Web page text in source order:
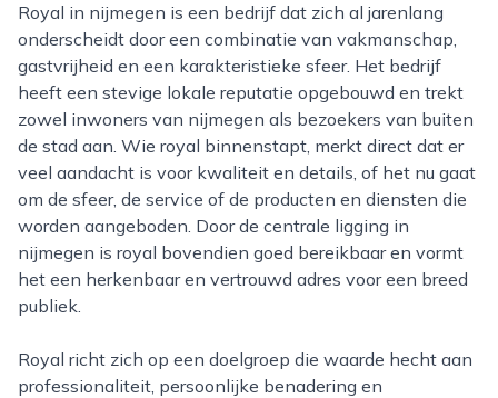
Royal in nijmegen is een bedrijf dat zich al jarenlang
onderscheidt door een combinatie van vakmanschap,
gastvrijheid en een karakteristieke sfeer. Het bedrijf
heeft een stevige lokale reputatie opgebouwd en trekt
zowel inwoners van nijmegen als bezoekers van buiten
de stad aan. Wie royal binnenstapt, merkt direct dat er
veel aandacht is voor kwaliteit en details, of het nu gaat
om de sfeer, de service of de producten en diensten die
worden aangeboden. Door de centrale ligging in
nijmegen is royal bovendien goed bereikbaar en vormt
het een herkenbaar en vertrouwd adres voor een breed
publiek.
Royal richt zich op een doelgroep die waarde hecht aan
professionaliteit, persoonlijke benadering en